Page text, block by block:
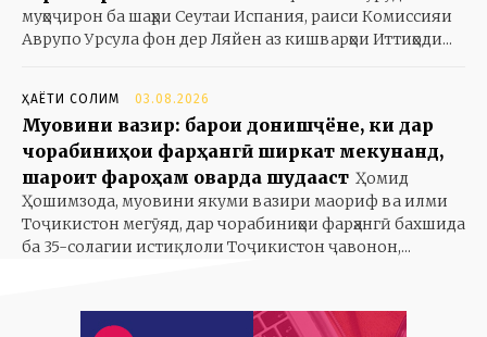
муҳоҷирон ба шаҳри Сеутаи Испания, раиси Комиссияи
Аврупо Урсула фон дер Ляйен аз кишварҳои Иттиҳоди...
ҲАЁТИ СОЛИМ 03.08.2026
Муовини вазир: барои донишҷӯёне, ки дар
чорабиниҳои фарҳангӣ ширкат мекунанд,
шароит фароҳам оварда шудааст Ҳомид
Ҳошимзода, муовини якуми вазири маориф ва илми
Тоҷикистон мегӯяд, дар чорабиниҳои фарҳангӣ бахшида
ба 35-солагии истиқлоли Тоҷикистон ҷавонон,...